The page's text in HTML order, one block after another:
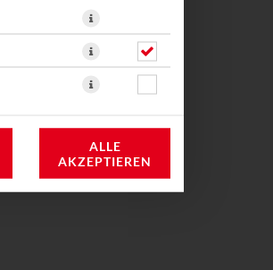
ALLE
AKZEPTIEREN
Avocado